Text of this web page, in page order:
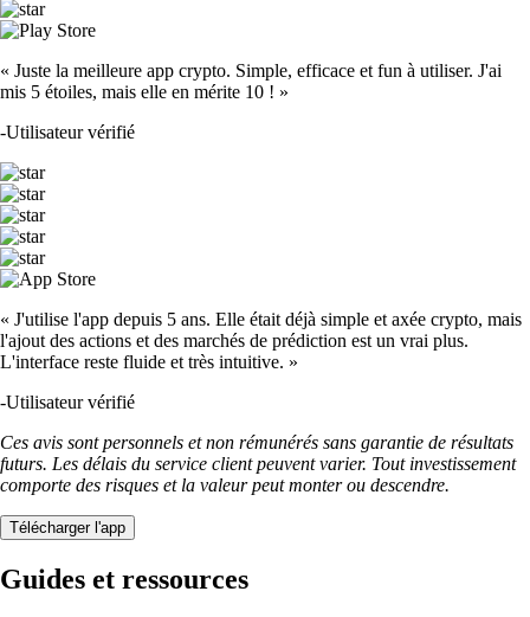
« Juste la meilleure app crypto. Simple, efficace et fun à utiliser. J'ai
mis 5 étoiles, mais elle en mérite 10 ! »
-Utilisateur vérifié
« J'utilise l'app depuis 5 ans. Elle était déjà simple et axée crypto, mais
l'ajout des actions et des marchés de prédiction est un vrai plus.
L'interface reste fluide et très intuitive. »
-Utilisateur vérifié
Ces avis sont personnels et non rémunérés sans garantie de résultats
futurs. Les délais du service client peuvent varier. Tout investissement
comporte des risques et la valeur peut monter ou descendre.
Télécharger l'app
Guides et ressources